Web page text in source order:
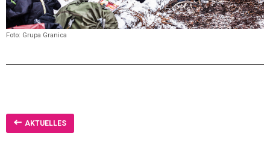
Foto: Grupa Granica
AKTUELLES